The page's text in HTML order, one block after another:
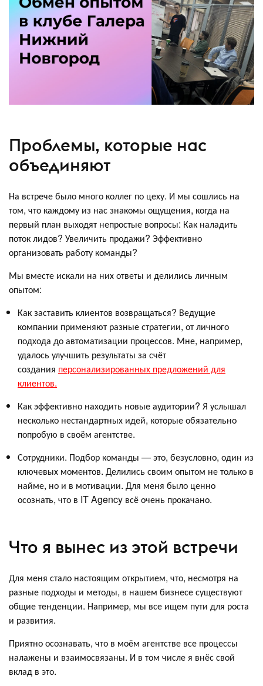
Проблемы, которые нас
объединяют
На встрече было много коллег по цеху. И мы сошлись на
том, что каждому из нас знакомы ощущения, когда на
первый план выходят непростые вопросы: Как наладить
поток лидов? Увеличить продажи? Эффективно
организовать работу команды?
Мы вместе искали на них ответы и делились личным
опытом:
Как заставить клиентов возвращаться? Ведущие
компании применяют разные стратегии, от личного
подхода до автоматизации процессов. Мне, например,
удалось улучшить результаты за счёт
создания персонализированных предложений для
клиентов.
Как эффективно находить новые аудитории? Я услышал
несколько нестандартных идей, которые обязательно
попробую в своём агентстве.
Сотрудники. Подбор команды — это, безусловно, один из
ключевых моментов. Делились своим опытом не только в
найме, но и в мотивации. Для меня было ценно
осознать, что в IT Agency всё очень прокачано.
Что я вынес из этой встречи
Для меня стало настоящим открытием, что, несмотря на
разные подходы и методы, в нашем бизнесе существуют
общие тенденции. Например, мы все ищем пути для роста
и развития.
Приятно осознавать, что в моём агентстве все процессы
налажены и взаимосвязаны. И в том числе я внёс свой
вклад в это.